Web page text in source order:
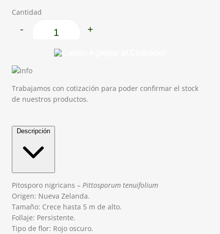
Cantidad
Pitosporo nigricans cantidad
- +
Trabajamos con cotización para poder confirmar el stock
de nuestros productos.
Descripción
Pitosporo nigricans – Pittosporum tenuifolium
Origen: Nueva Zelanda.
Tamaño: Crece hasta 5 m de alto.
Follaje: Persistente.
Tipo de flor: Rojo oscuro.